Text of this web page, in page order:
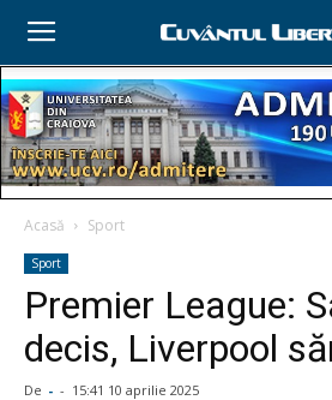
Acasă Sport
Sport
Premier League:
decis, Liverpool
De - - 15:41 10 aprilie 2025